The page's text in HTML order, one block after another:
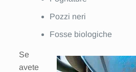
Pozzi neri
Fosse biologiche
Se
avete